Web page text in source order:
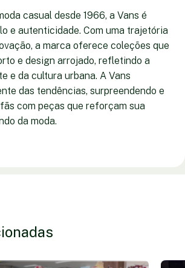
casual desde 1966, a Vans é
e autenticidade. Com uma trajetória
a marca oferece coleções que
e design arrojado, refletindo a
e da cultura urbana. A Vans
das tendências, surpreendendo e
com peças que reforçam sua
da moda.